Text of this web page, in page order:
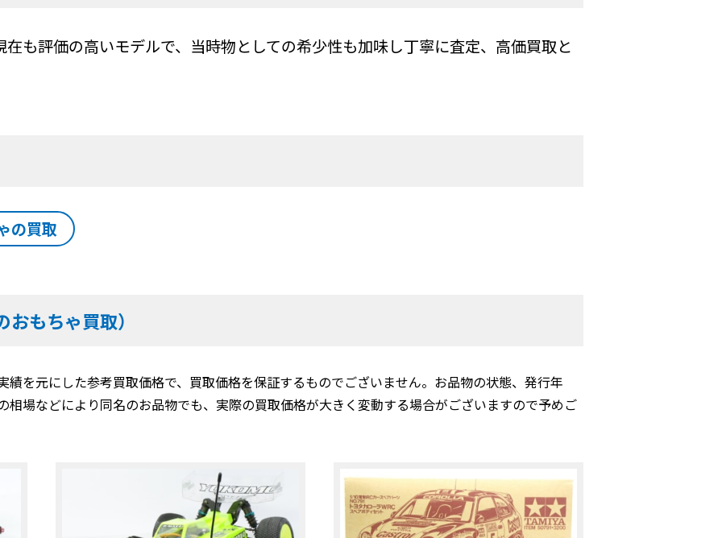
も評価の高いモデルで、当時物としての希少性も加味し丁寧に査定、高価買取と
の買取
もちゃ買取）
を元にした参考買取価格で、買取価格を保証するものでございません。お品物の状態、発行年
相場などにより同名のお品物でも、実際の買取価格が大きく変動する場合がございますので予めご